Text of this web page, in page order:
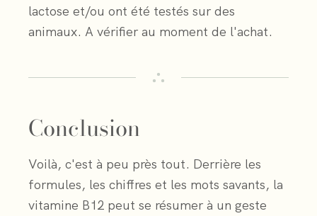
lactose et/ou ont été testés sur des
animaux. A vérifier au moment de l'achat.
Conclusion
Voilà, c'est à peu près tout. Derrière les
formules, les chiffres et les mots savants, la
vitamine B12 peut se résumer à un geste